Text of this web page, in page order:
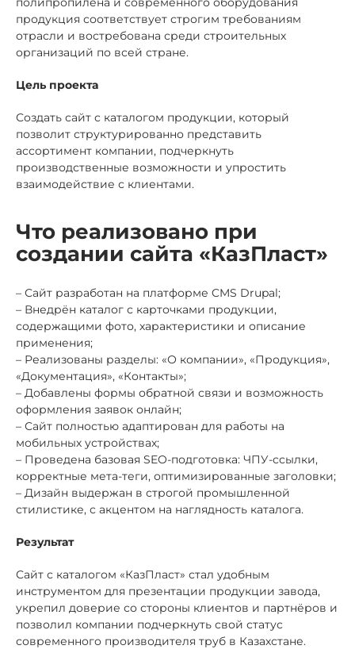
продукция соответствует строгим требованиям
отрасли и востребована среди строительных
организаций по всей стране.
Цель проекта
Создать сайт с каталогом продукции, который
позволит структурированно представить
ассортимент компании, подчеркнуть
производственные возможности и упростить
взаимодействие с клиентами.
Что реализовано при
создании сайта «КазПласт»
– Сайт разработан на платформе CMS Drupal;
– Внедрён каталог с карточками продукции,
содержащими фото, характеристики и описание
применения;
– Реализованы разделы: «О компании», «Продукция»,
«Документация», «Контакты»;
– Добавлены формы обратной связи и возможность
оформления заявок онлайн;
– Сайт полностью адаптирован для работы на
мобильных устройствах;
– Проведена базовая SEO-подготовка: ЧПУ-ссылки,
корректные мета-теги, оптимизированные заголовки;
– Дизайн выдержан в строгой промышленной
стилистике, с акцентом на наглядность каталога.
Результат
Сайт с каталогом «КазПласт» стал удобным
инструментом для презентации продукции завода,
укрепил доверие со стороны клиентов и партнёров и
позволил компании подчеркнуть свой статус
современного производителя труб в Казахстане.